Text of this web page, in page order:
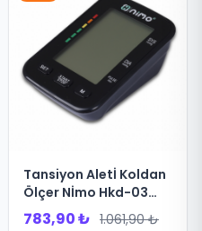
Tansiyon Aletİ Koldan
Ölçer Nİmo Hkd-03
(Dbp- 1333) (24)
783,90 ₺ 1.061,90 ₺